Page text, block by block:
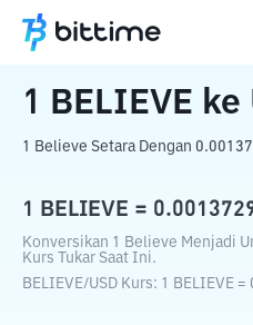
Beranda Konverter Kripto
1 BELIEVE ke
1 Believe Setara Dengan
1 BELIEVE =
Konversikan 1 Believe Menjadi
Kurs Tukar Saat Ini.
BELIEVE/USD Kurs: 1 BELIEVE =